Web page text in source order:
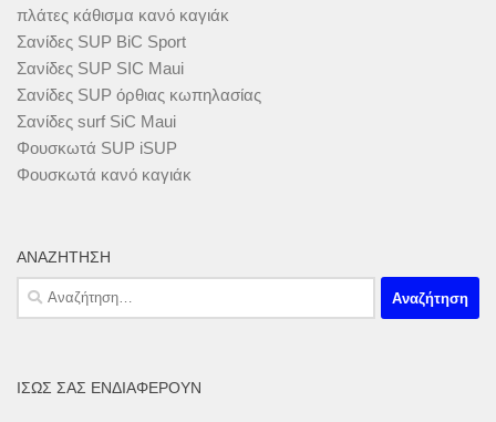
πλάτες κάθισμα κανό καγιάκ
Σανίδες SUP BiC Sport
Σανίδες SUP SIC Maui
Σανίδες SUP όρθιας κωπηλασίας
Σανίδες surf SiC Maui
Φουσκωτά SUP iSUP
Φουσκωτά κανό καγιάκ
ΑΝΑΖΉΤΗΣΗ
Αναζήτηση
για:
ΊΣΩΣ ΣΑΣ ΕΝΔΙΑΦΈΡΟΥΝ